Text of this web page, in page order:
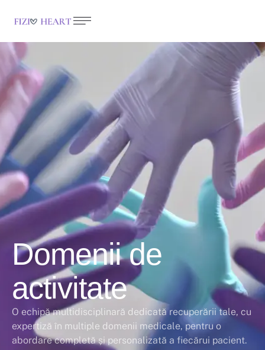
Domenii de
activitate
O echipă multidisciplinară dedicată recuperării tale, cu
expertiză în multiple domenii medicale, pentru o
abordare completă și personalizată a fiecărui pacient.